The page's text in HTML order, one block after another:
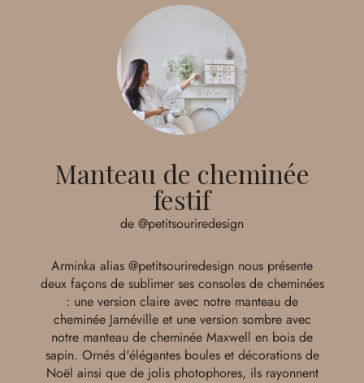
Manteau de cheminée
festif
de @petitsouriredesign
Arminka alias @petitsouriredesign nous présente
deux façons de sublimer ses consoles de cheminées
: une version claire avec notre manteau de
cheminée Jarnéville et une version sombre avec
notre manteau de cheminée Maxwell en bois de
sapin. Ornés d'élégantes boules et décorations de
Noël ainsi que de jolis photophores, ils rayonnent